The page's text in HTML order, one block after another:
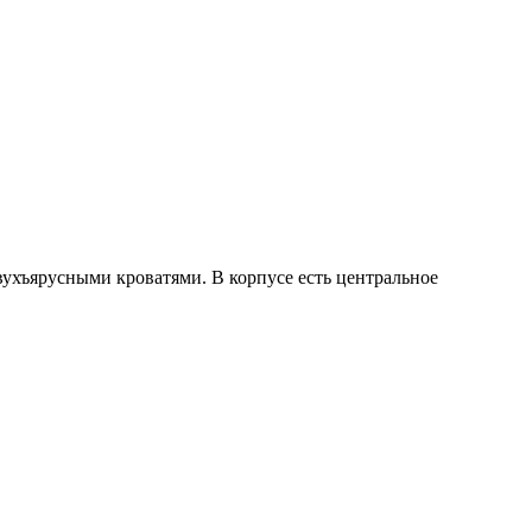
кроватями. В корпусе есть центральное